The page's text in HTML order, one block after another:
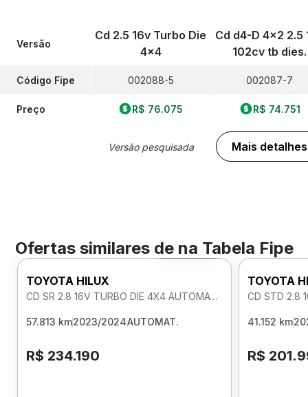
Versão
Código Fipe
Preço
Cd 2.5 16v Turbo Die
4x4
002088-5
R$ 76.075
Versão pesquisada
Cd d4-D 4x2 2.5
102cv tb dies.
002087-7
R$ 74.751
Mais detalhes
Ofertas similares de na Tabela Fipe
Foto 360º
TOYOTA HILUX
CD SR 2.8 16V TURBO DIE 4X4 AUTOMATICO
57.813 km2023/2024AUTOMAT.
R$ 234.190
TOYOTA
CD STD 2.8
41.152 km
R$